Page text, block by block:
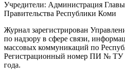
Учредители: Администрация
Правительства Республики Коми
Журнал зарегистрирован
по надзору в сфере связи,
массовых коммуникаций по
Регистрационный номер ПИ № ТУ
года.